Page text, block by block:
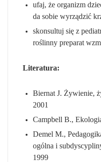
ufaj, że organizm
da sobie wyrządzić
skonsultuj się z
roślinny preparat
Literatura:
Biernat J. Żywienie,
2001
Campbell B.,
Demel M.,
ogólna i
1999